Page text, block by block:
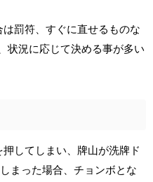
罰符、すぐに直せるものな
状況に応じて決める事が多い
してしまい、牌山が洗牌ド
まった場合、チョンボとな